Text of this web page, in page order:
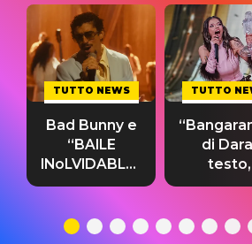
TUTTO NEWS
Bad Bunny e
“BAILE
INoLVIDABLE”:
testo,
significato
TUTTO
di
testo,
del